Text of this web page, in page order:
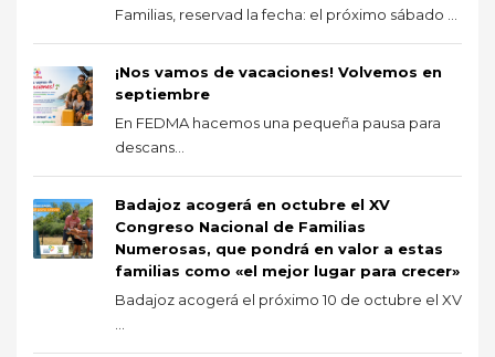
Familias, reservad la fecha: el próximo sábado ...
¡Nos vamos de vacaciones! Volvemos en
septiembre
En FEDMA hacemos una pequeña pausa para
descans...
Badajoz acogerá en octubre el XV
Congreso Nacional de Familias
Numerosas, que pondrá en valor a estas
familias como «el mejor lugar para crecer»
Badajoz acogerá el próximo 10 de octubre el XV
...